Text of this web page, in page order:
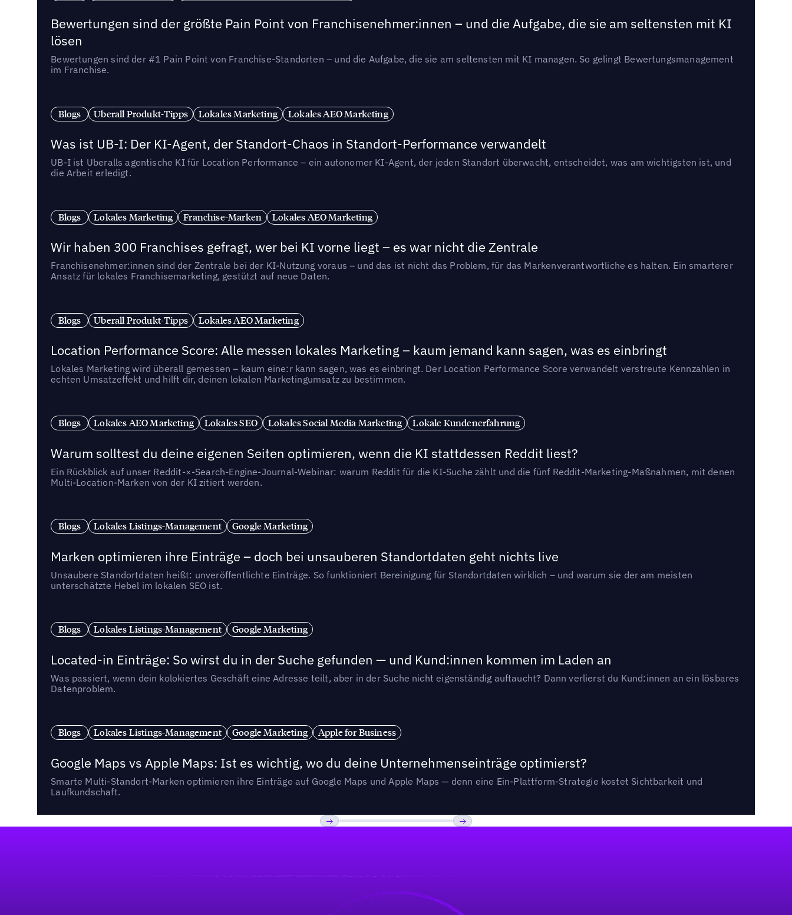
Bewertungen sind der größte Pain Point von Franchisenehmer:innen – und die Aufgabe, die sie am seltensten mit KI
lösen
Bewertungen sind der #1 Pain Point von Franchise-Standorten – und die Aufgabe, die sie am seltensten mit KI managen. So gelingt Bewertungsmanagement
im Franchise.
Blogs Uberall Produkt-Tipps Lokales Marketing Lokales AEO Marketing
Was ist UB-I: Der KI-Agent, der Standort-Chaos in Standort-Performance verwandelt
UB-I ist Uberalls agentische KI für Location Performance – ein autonomer KI-Agent, der jeden Standort überwacht, entscheidet, was am wichtigsten ist, und
die Arbeit erledigt.
Blogs Lokales Marketing Franchise-Marken Lokales AEO Marketing
Wir haben 300 Franchises gefragt, wer bei KI vorne liegt – es war nicht die Zentrale
Franchisenehmer:innen sind der Zentrale bei der KI-Nutzung voraus – und das ist nicht das Problem, für das Markenverantwortliche es halten. Ein smarterer
Ansatz für lokales Franchisemarketing, gestützt auf neue Daten.
Blogs Uberall Produkt-Tipps Lokales AEO Marketing
Location Performance Score: Alle messen lokales Marketing – kaum jemand kann sagen, was es einbringt
Lokales Marketing wird überall gemessen – kaum eine:r kann sagen, was es einbringt. Der Location Performance Score verwandelt verstreute Kennzahlen in
echten Umsatzeffekt und hilft dir, deinen lokalen Marketingumsatz zu bestimmen.
Blogs Lokales AEO Marketing Lokales SEO Lokales Social Media Marketing Lokale Kundenerfahrung
Warum solltest du deine eigenen Seiten optimieren, wenn die KI stattdessen Reddit liest?
Ein Rückblick auf unser Reddit-×-Search-Engine-Journal-Webinar: warum Reddit für die KI-Suche zählt und die fünf Reddit-Marketing-Maßnahmen, mit denen
Multi-Location-Marken von der KI zitiert werden.
Blogs Lokales Listings-Management Google Marketing
Marken optimieren ihre Einträge – doch bei unsauberen Standortdaten geht nichts live
Unsaubere Standortdaten heißt: unveröffentlichte Einträge. So funktioniert Bereinigung für Standortdaten wirklich – und warum sie der am meisten
unterschätzte Hebel im lokalen SEO ist.
Blogs Lokales Listings-Management Google Marketing
Located-in Einträge: So wirst du in der Suche gefunden — und Kund:innen kommen im Laden an
Was passiert, wenn dein kolokiertes Geschäft eine Adresse teilt, aber in der Suche nicht eigenständig auftaucht? Dann verlierst du Kund:innen an ein lösbares
Datenproblem.
Blogs Lokales Listings-Management Google Marketing Apple for Business
Google Maps vs Apple Maps: Ist es wichtig, wo du deine Unternehmenseinträge optimierst?
Smarte Multi-Standort-Marken optimieren ihre Einträge auf Google Maps und Apple Maps — denn eine Ein-Plattform-Strategie kostet Sichtbarkeit und
Laufkundschaft.